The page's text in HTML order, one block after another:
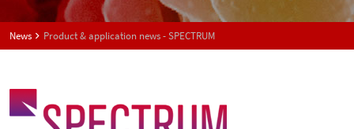
News Product & application news - SPECTRUM